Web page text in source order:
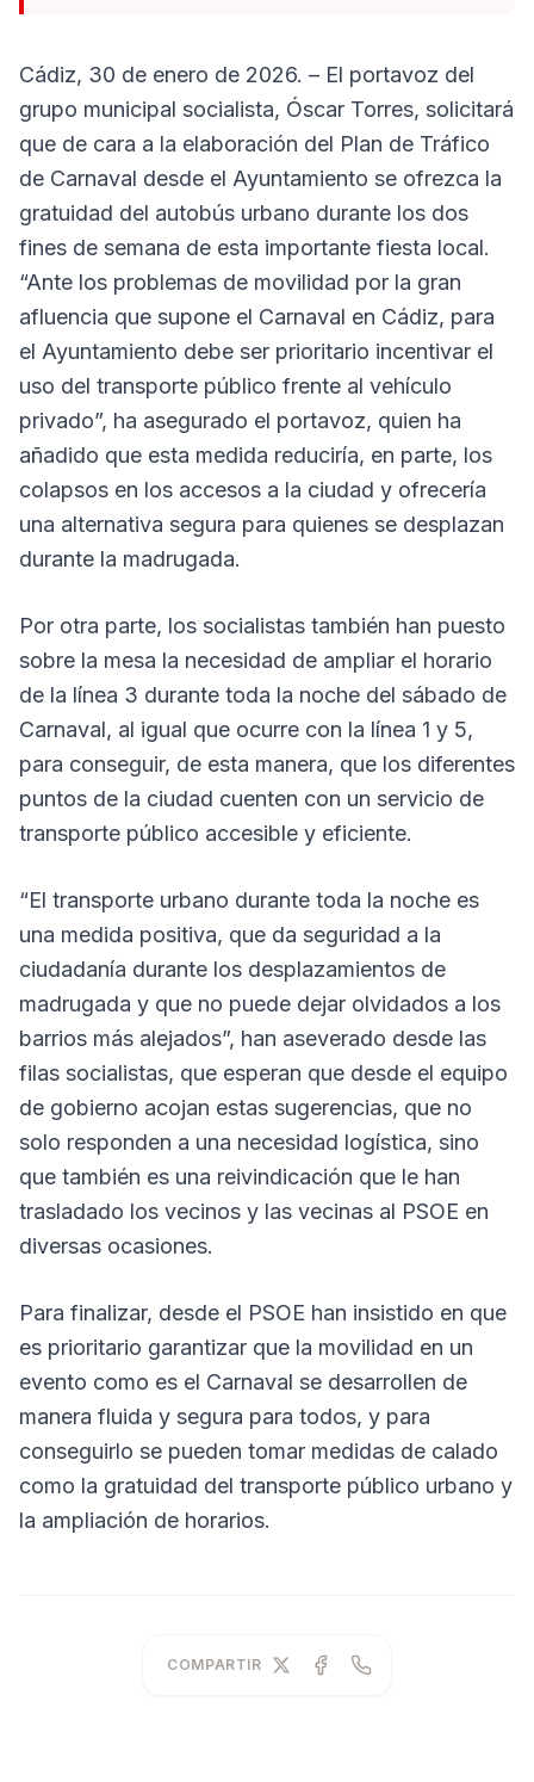
Cádiz, 30 de enero de 2026. – El portavoz del
grupo municipal socialista, Óscar Torres, solicitará
que de cara a la elaboración del Plan de Tráfico
de Carnaval desde el Ayuntamiento se ofrezca la
gratuidad del autobús urbano durante los dos
fines de semana de esta importante fiesta local.
“Ante los problemas de movilidad por la gran
afluencia que supone el Carnaval en Cádiz, para
el Ayuntamiento debe ser prioritario incentivar el
uso del transporte público frente al vehículo
privado”, ha asegurado el portavoz, quien ha
añadido que esta medida reduciría, en parte, los
colapsos en los accesos a la ciudad y ofrecería
una alternativa segura para quienes se desplazan
durante la madrugada.
Por otra parte, los socialistas también han puesto
sobre la mesa la necesidad de ampliar el horario
de la línea 3 durante toda la noche del sábado de
Carnaval, al igual que ocurre con la línea 1 y 5,
para conseguir, de esta manera, que los diferentes
puntos de la ciudad cuenten con un servicio de
transporte público accesible y eficiente.
“El transporte urbano durante toda la noche es
una medida positiva, que da seguridad a la
ciudadanía durante los desplazamientos de
madrugada y que no puede dejar olvidados a los
barrios más alejados”, han aseverado desde las
filas socialistas, que esperan que desde el equipo
de gobierno acojan estas sugerencias, que no
solo responden a una necesidad logística, sino
que también es una reivindicación que le han
trasladado los vecinos y las vecinas al PSOE en
diversas ocasiones.
Para finalizar, desde el PSOE han insistido en que
es prioritario garantizar que la movilidad en un
evento como es el Carnaval se desarrollen de
manera fluida y segura para todos, y para
conseguirlo se pueden tomar medidas de calado
como la gratuidad del transporte público urbano y
la ampliación de horarios.
COMPARTIR